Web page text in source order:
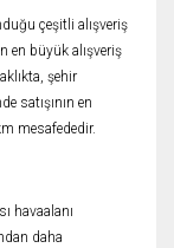
çeşitli alışveriş
en büyük alışveriş
şehir
satışının en
mesafededir.
havaalanı
daha